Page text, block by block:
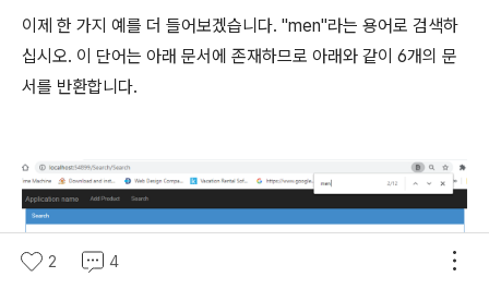
이제 한 가지 예를 더 들어보겠습니다. "men"라는 용어로 검색하
십시오. 이 단어는 아래 문서에 존재하므로 아래와 같이 6개의 문
서를 반환합니다.
2 4